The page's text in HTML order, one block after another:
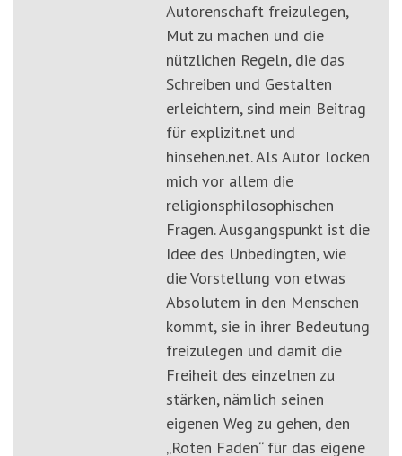
Autorenschaft freizulegen,
Mut zu machen und die
nützlichen Regeln, die das
Schreiben und Gestalten
erleichtern, sind mein Beitrag
für explizit.net und
hinsehen.net. Als Autor locken
mich vor allem die
religionsphilosophischen
Fragen. Ausgangspunkt ist die
Idee des Unbedingten, wie
die Vorstellung von etwas
Absolutem in den Menschen
kommt, sie in ihrer Bedeutung
freizulegen und damit die
Freiheit des einzelnen zu
stärken, nämlich seinen
eigenen Weg zu gehen, den
„Roten Faden“ für das eigene